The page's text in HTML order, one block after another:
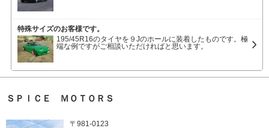
特殊サイズのお客様です。
195/45R16のタイヤを９Jのホールに装着したものです。極
端な例ですがご相談いただければと思います。
ＳＰＩＣＥ ＭＯＴＯＲＳ
〒981-0123